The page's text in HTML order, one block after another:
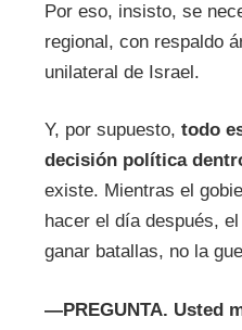
Por eso, insisto, se
regional, con respaldo
unilateral de Israel.
Y, por supuesto, todo
decisión política
existe. Mientras el
hacer el día después,
ganar batallas, no la
—PREGUNTA. Usted